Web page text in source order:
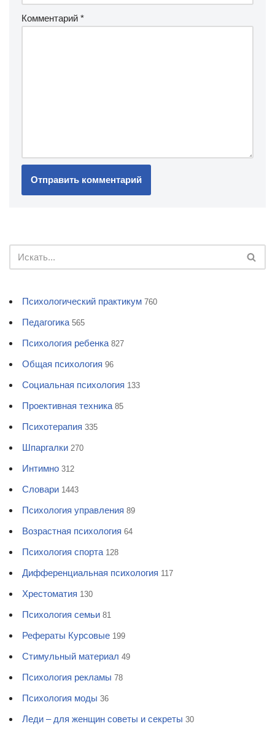
Комментарий *
Психологический практикум 760
Педагогика 565
Психология ребенка 827
Общая психология 96
Социальная психология 133
Проективная техника 85
Психотерапия 335
Шпаргалки 270
Интимно 312
Словари 1443
Психология управления 89
Возрастная психология 64
Психология спорта 128
Дифференциальная психология 117
Хрестоматия 130
Психология семьи 81
Рефераты Курсовые 199
Стимульный материал 49
Психология рекламы 78
Психология моды 36
Леди – для женщин советы и секреты 30